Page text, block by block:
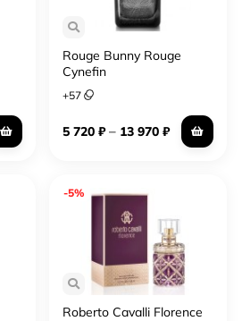
Rouge Bunny Rouge
Cynefin
+57
5 720 ₽– 13 970 ₽
-5%
Roberto Cavalli Florence